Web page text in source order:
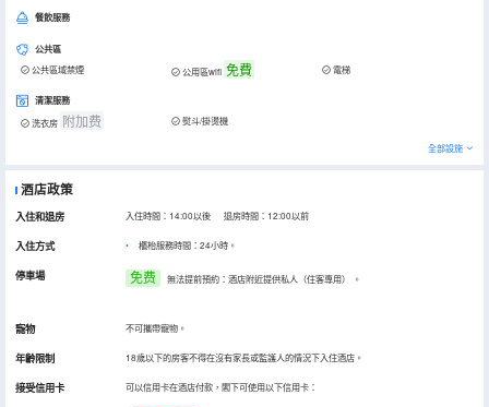
餐飲服務
公共區
公共區域禁煙 公用區wifi 免費 電梯
清潔服務
洗衣房 附加费 熨斗/掛燙機
全部設施
酒店政策
入住和退房 入住時間：14:00以後 退房時間：12:00以前
入住方式 櫃枱服務時間：24小時。
停車場 免费 無法提前預約：酒店附近提供私人（住客專用） 。
寵物 不可攜帶寵物。
年齡限制 18歲以下的房客不得在沒有家長或監護人的情況下入住酒店。
接受信用卡 可以信用卡在酒店付款，閣下可使用以下信用卡：